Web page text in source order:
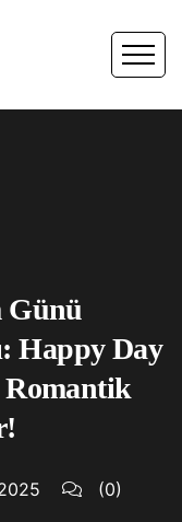
Günü
Happy Day
Romantik
(0)